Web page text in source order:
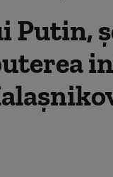
Putin,